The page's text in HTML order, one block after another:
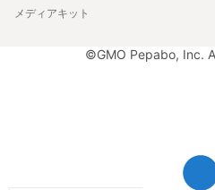
メディアキット
©GMO Pepabo, Inc.